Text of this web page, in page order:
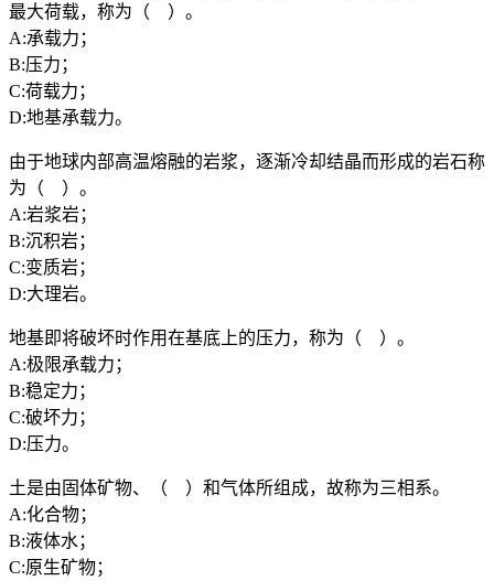
最大荷载，称为（ ）。
A:承载力；
B:压力；
C:荷载力；
D:地基承载力。
由于地球内部高温熔融的岩浆，逐渐冷却结晶而形成的岩石称
为（ ）。
A:岩浆岩；
B:沉积岩；
C:变质岩；
D:大理岩。
地基即将破坏时作用在基底上的压力，称为（ ）。
A:极限承载力；
B:稳定力；
C:破坏力；
D:压力。
土是由固体矿物、（ ）和气体所组成，故称为三相系。
A:化合物；
B:液体水；
C:原生矿物；